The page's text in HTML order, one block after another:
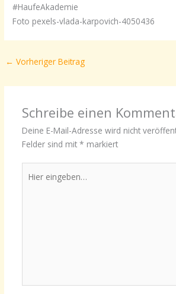
#HaufeAkademie
Foto pexels-vlada-karpovich-4050436
← Vorheriger Beitrag
Schreibe einen
Deine E-Mail-Adresse wird nicht
Felder sind mit * markiert
eingeben…